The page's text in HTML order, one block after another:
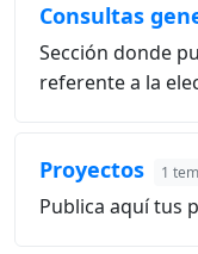
Consultas
Sección donde
referente a la
Proyectos 1
Publica aquí tus